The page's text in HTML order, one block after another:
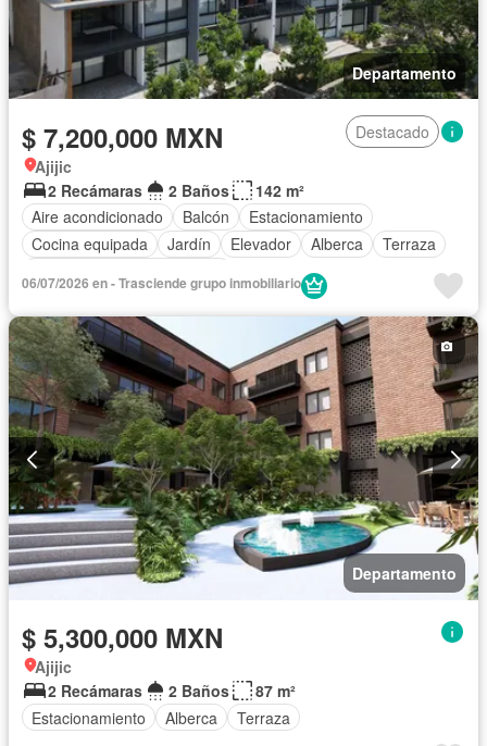
Departamento
$ 7,200,000 MXN
Destacado
Ajijic
2 Recámaras
2 Baños
142 m²
Aire acondicionado
Balcón
Estacionamiento
Cocina equipada
Jardín Elevador Alberca
Terraza
06/07/2026 en - Trasciende grupo inmobiliario
Departamento
$ 5,300,000 MXN
Ajijic
2 Recámaras
2 Baños
87 m²
Estacionamiento
Alberca Terraza